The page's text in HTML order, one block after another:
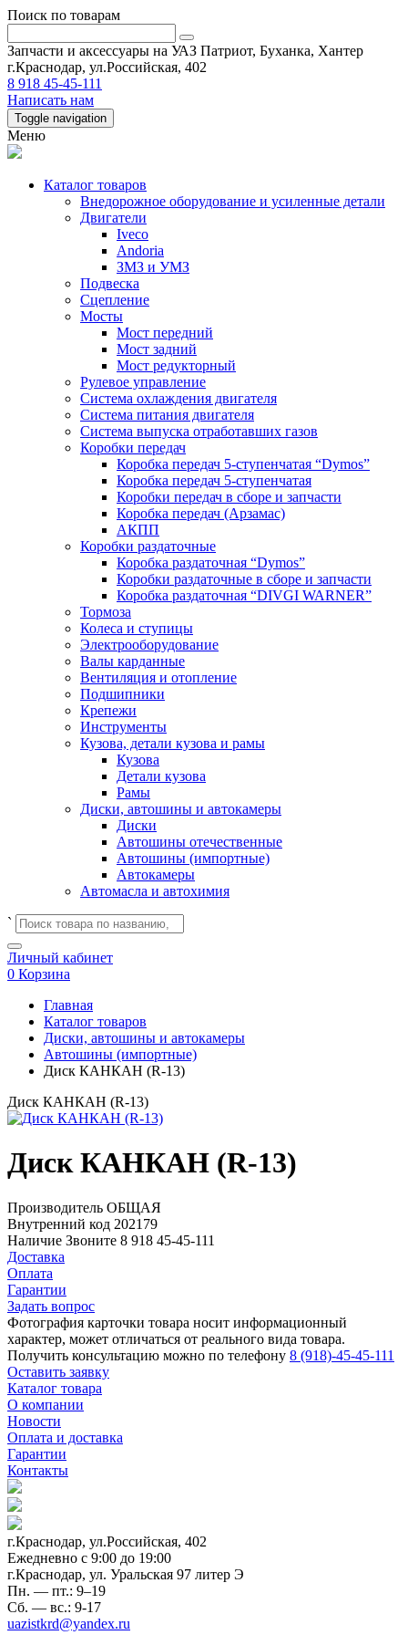
Поиск по товарам
Запчасти и аксессуары на УАЗ Патриот, Буханка, Хантер
г.Краснодар, ул.Российская, 402
8 918 45-45-111
Написать нам
Toggle navigation
Меню
Каталог товаров
Внедорожное оборудование и усиленные детали
Двигатели
Iveco
Andoria
ЗМЗ и УМЗ
Подвеска
Сцепление
Мосты
Мост передний
Мост задний
Мост редукторный
Рулевое управление
Система охлаждения двигателя
Система питания двигателя
Система выпуска отработавших газов
Коробки передач
Коробка передач 5-ступенчатая “Dymos”
Коробка передач 5-ступенчатая
Коробки передач в сборе и запчасти
Коробка передач (Арзамас)
АКПП
Коробки раздаточные
Коробка раздаточная “Dymos”
Коробки раздаточные в сборе и запчасти
Коробка раздаточная “DIVGI WARNER”
Тормоза
Колеса и ступицы
Электрооборудование
Валы карданные
Вентиляция и отопление
Подшипники
Крепежи
Инструменты
Кузова, детали кузова и рамы
Кузова
Детали кузова
Рамы
Диски, автошины и автокамеры
Диски
Автошины отечественные
Автошины (импортные)
Автокамеры
Автомасла и автохимия
`
Личный кабинет
0 Корзина
Главная
Каталог товаров
Диски, автошины и автокамеры
Автошины (импортные)
Диск КАНКАН (R-13)
Диск КАНКАН (R-13)
Диск КАНКАН (R-13)
Производитель ОБЩАЯ
Внутренний код 202179
Наличие Звоните 8 918 45-45-111
Доставка
Оплата
Гарантии
Задать вопрос
Фотография карточки товара носит информационный
характер, может отличаться от реального вида товара.
Получить консультацию можно по телефону 8 (918)-45-45-111
Оставить заявку
Каталог товара
О компании
Новости
Оплата и доставка
Гарантии
Контакты
г.Краснодар, ул.Российская, 402
Ежедневно c 9:00 до 19:00
г.Краснодар, ул. Уральская 97 литер Э
Пн. — пт.: 9–19
Сб. — вс.: 9-17
uazistkrd@yandex.ru